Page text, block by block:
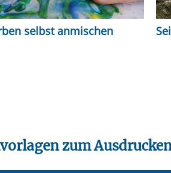
selbst anmischen
zum